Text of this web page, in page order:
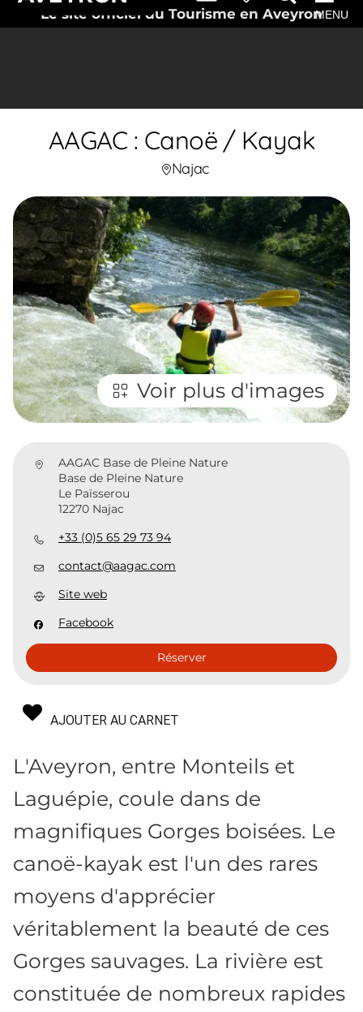
Le site officiel du Tourisme en AveyronMENU
AAGAC : Canoë / Kayak
Najac
Voir plus d'images
AAGAC Base de Pleine Nature
Base de Pleine Nature
Le Païsserou
12270 Najac
+33 (0)5 65 29 73 94
contact@aagac.com
Site web
Facebook
Réserver
AJOUTER AU CARNET
L'Aveyron, entre Monteils et
Laguépie, coule dans de
magnifiques Gorges boisées. Le
canoë-kayak est l'un des rares
moyens d'apprécier
véritablement la beauté de ces
Gorges sauvages. La rivière est
constituée de nombreux rapides